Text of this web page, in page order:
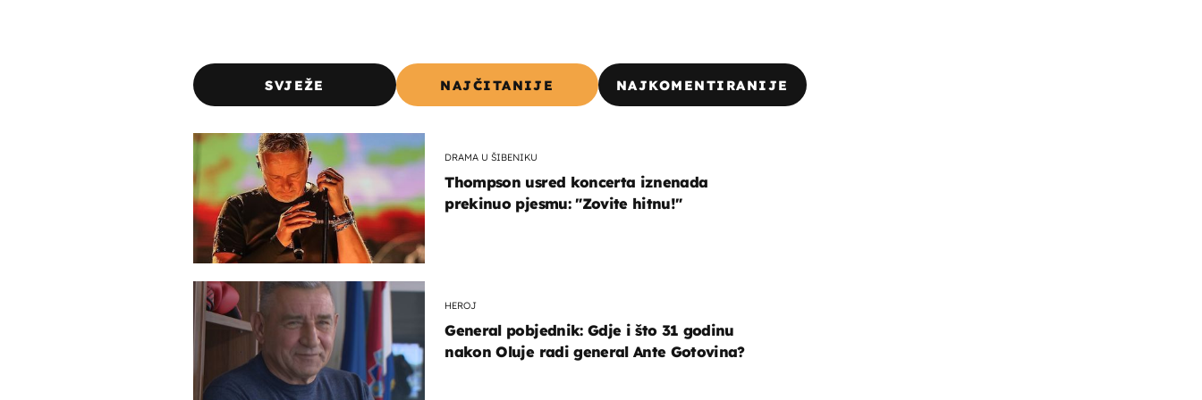
SVJEŽE NAJČITANIJE NAJKOMENTIRANIJE
DRAMA U ŠIBENIKU
Thompson usred koncerta iznenada
prekinuo pjesmu: "Zovite hitnu!"
HEROJ
General pobjednik: Gdje i što 31 godinu
nakon Oluje radi general Ante Gotovina?